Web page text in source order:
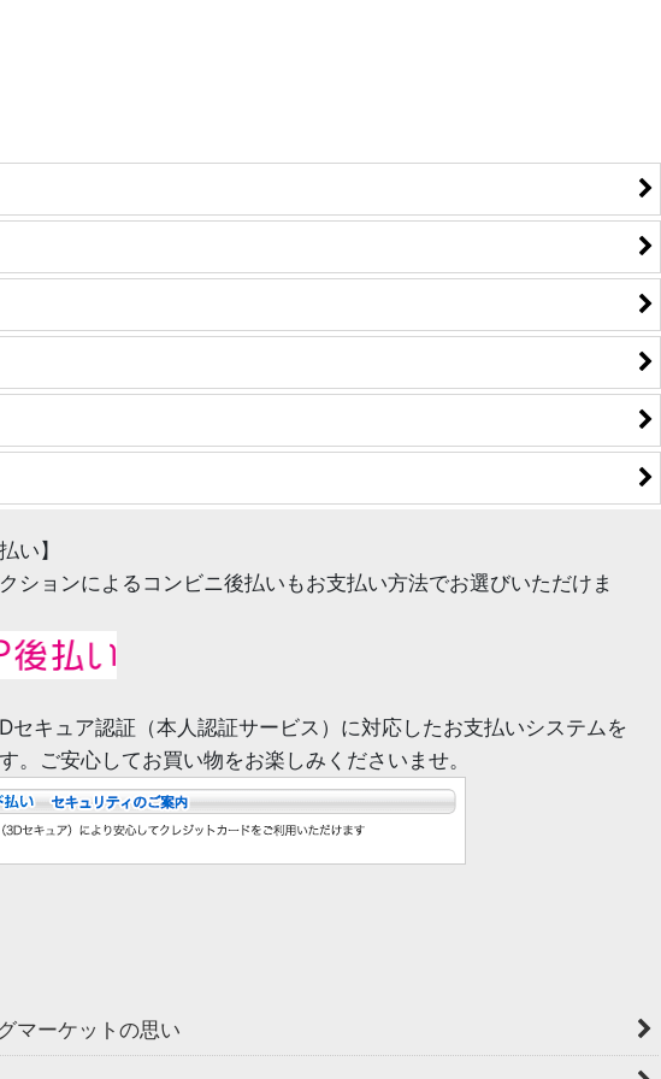
い】
ションによるコンビニ後払いもお支払い方法でお選びいただけま
セキュア認証（本人認証サービス）に対応したお支払いシステムを
。ご安心してお買い物をお楽しみくださいませ。
マーケットの思い